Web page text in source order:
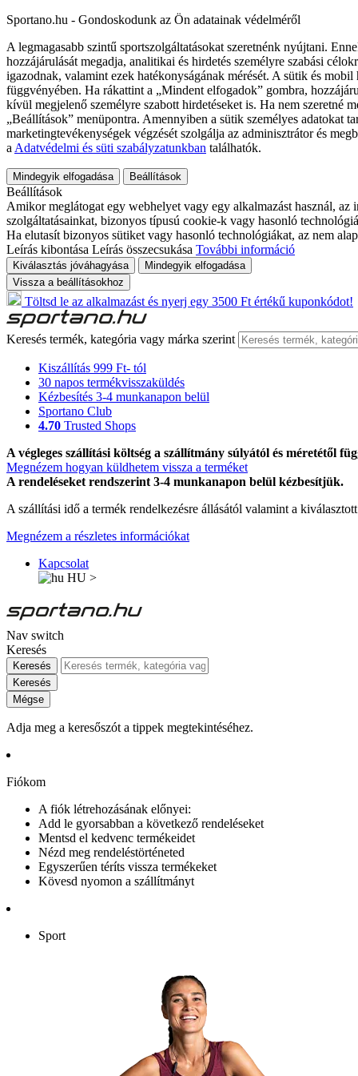
Sportano.hu - Gondoskodunk az Ön adatainak védelméről
A legmagasabb szintű sportszolgáltatásokat szeretnénk nyújtani.
hozzájárulását megadja, analitikai és hirdetés személyre szabási
igazodnak, valamint ezek hatékonyságának mérését. A sütik és
függvényében. Ha rákattint a „Mindent elfogadok” gombra,
kívül megjelenő személyre szabott hirdetéseket is. Ha nem szeretné
„Beállítások” menüpontra. Amennyiben a sütik személyes adatokat
marketingtevékenységek végzését szolgálja az adminisztrátor és
a Adatvédelmi és süti szabályzatunkban találhatók.
Mindegyik elfogadása Beállítások
Beállítások
Amikor meglátogat egy webhelyet vagy egy alkalmazást használ,
szolgáltatásainkat, bizonyos típusú cookie-k vagy hasonló
Ha elutasít bizonyos sütiket vagy hasonló technológiákat, az nem
Leírás kibontása Leírás összecsukása További információ
Kiválasztás jóváhagyása
Mindegyik elfogadása
Vissza a beállításokhoz
Töltsd le az alkalmazást és nyerj egy 3500 Ft értékű kuponkódot!
Keresés termék, kategória vagy márka szerint
Kiszállítás 999 Ft- tól
30 napos termékvisszaküldés
Kézbesítés 3-4 munkanapon belül
Sportano Club
4.70 Trusted Shops
A végleges szállítási költség a szállítmány súlyától és méretétől
Megnézem hogyan küldhetem vissza a terméket
A rendeléseket rendszerint 3-4 munkanapon belül kézbesítjük.
A szállítási idő a termék rendelkezésre állásától valamint a
Megnézem a részletes információkat
Kapcsolat
HU >
Nav switch
Keresés
Keresés
Keresés
Mégse
Adja meg a keresőszót a tippek megtekintéséhez.
Fiókom
A fiók létrehozásának előnyei:
Add le gyorsabban a következő rendeléseket
Mentsd el kedvenc termékeidet
Nézd meg rendeléstörténeted
Egyszerűen téríts vissza termékeket
Kövesd nyomon a szállítmányt
Sport